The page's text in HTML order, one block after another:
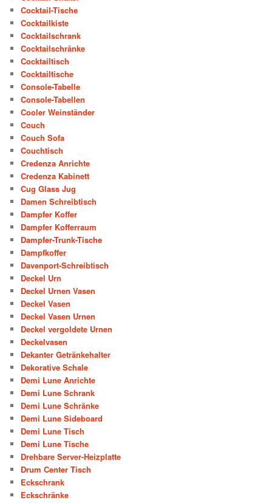
Cocktail-Tische
Cocktailkiste
Cocktailschrank
Cocktailschränke
Cocktailtisch
Cocktailtische
Console-Tabelle
Console-Tabellen
Cooler Weinständer
Couch
Couch Sofa
Couchtisch
Credenza Anrichte
Credenza Kabinett
Cug Glass Jug
Damen Schreibtisch
Dampfer Koffer
Dampfer Kofferraum
Dampfer-Trunk-Tische
Dampfkoffer
Davenport-Schreibtisch
Deckel Urn
Deckel Urnen Vasen
Deckel Vasen
Deckel Vasen Urnen
Deckel vergoldete Urnen
Deckelvasen
Dekanter Getränkehalter
Dekorative Schale
Demi Lune Anrichte
Demi Lune Schrank
Demi Lune Schränke
Demi Lune Sideboard
Demi Lune Tisch
Demi Lune Tische
Drehbare Server-Heizplatte
Drum Center Tisch
Eckschrank
Eckschränke